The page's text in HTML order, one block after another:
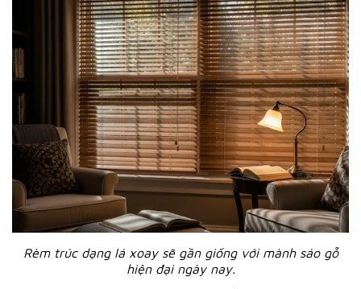
Rèm trúc dạng lá xoay sẽ gần giống với mành sáo gỗ
hiện đại ngày nay.